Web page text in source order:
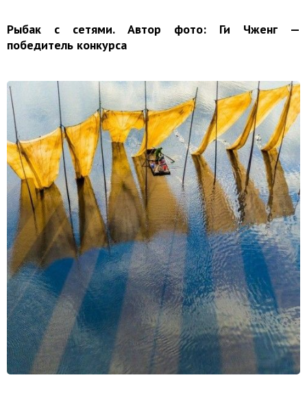
Рыбак с сетями. Автор фото: Ги Чженг —
победитель конкурса